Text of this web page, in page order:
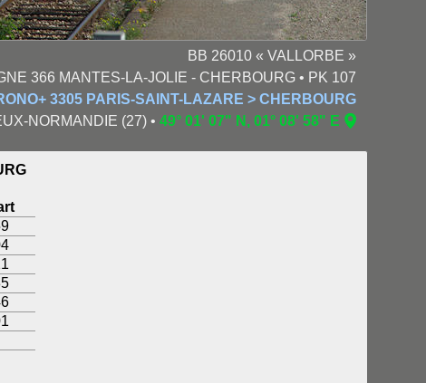
BB 26010 « VALLORBE »
366 MANTES-LA-JOLIE - CHERBOURG • PK 107
3305 PARIS-SAINT-LAZARE > CHERBOURG
NORMANDIE (27) • 49° 01' 07" N, 01° 08' 58" E